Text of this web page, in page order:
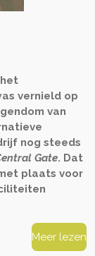
vernield op
van
nog steeds
Gate. Dat
plaats voor
Meer lezen